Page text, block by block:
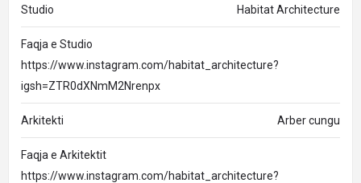
Studio Habitat Architecture
Faqja e Studio
https://www.instagram.com/habitat_architecture?
igsh=ZTR0dXNmM2Nrenpx
Arkitekti Arber cungu
Faqja e Arkitektit
https://www.instagram.com/habitat_architecture?